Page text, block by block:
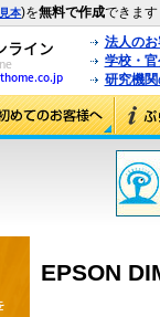
見本)を無料で作成できます
法人の
学校・
研究機
EPSON